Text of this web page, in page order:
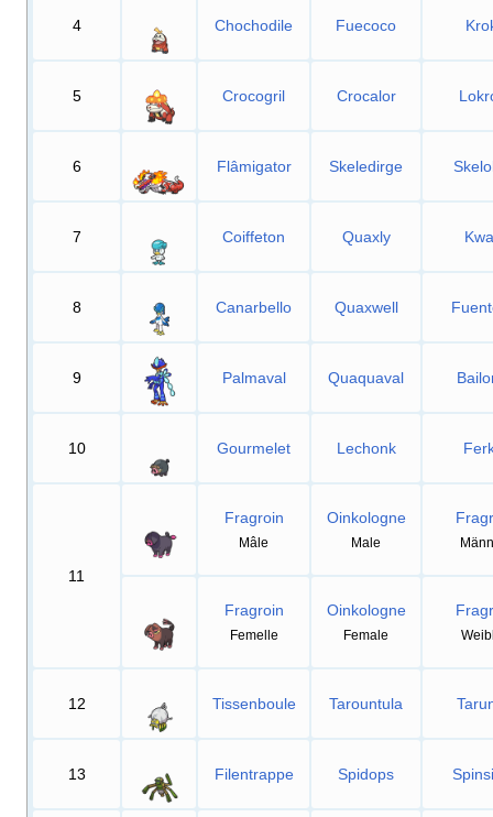
4 Chochodile Fuecoco
5 Crocogril Crocalor
6 Flâmigator Skeledirge
7 Coiffeton Quaxly
8 Canarbello Quaxwell
9 Palmaval Quaquaval
10 Gourmelet Lechonk
11
Fragroin
Mâle
Oinkologne
Male
Fragroin
Femelle
Oinkologne
Female
12 Tissenboule Tarountula
13 Filentrappe Spidops